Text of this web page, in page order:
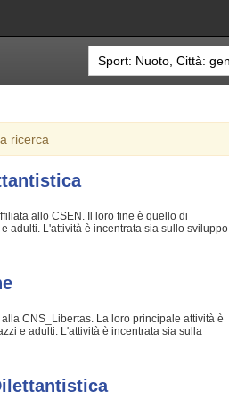
ricerca
allo CSEN. Il loro fine è quello di
adulti. L'attività è incentrata sia sullo sviluppo
che si acquisiscono quotidianamente
della zona e sono in grado di trasmettere
sua fondazione. La passione, i sacrifici e la
il nuoto uno sport unico e da cui si viene
grande comunità in cui potrai trovare nuovi
o semplicemente informarti sui loro corsi
nella pagina.
CNS_Libertas. La loro principale attività è
e adulti. L'attività è incentrata sia sulla
qualità personali che si acquisiscono
sono tra i più preparati della zona e sono
crede fin dalla sua fondazione. La
limiti personali rendono il nuoto uno sport
è una grande comunità in cui potrai